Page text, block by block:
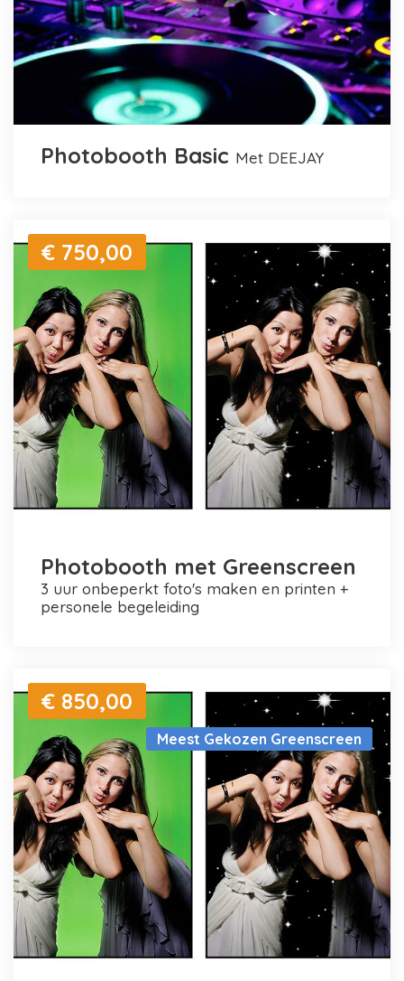
Photobooth Basic met DEEJAY
€ 750,00
Photobooth met Greenscreen
3 uur onbeperkt foto's maken en printen +
personele begeleiding
Meest Gekozen Greenscreen
€ 850,00